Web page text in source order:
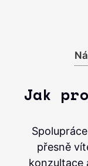
Jak
přesně
konzultace